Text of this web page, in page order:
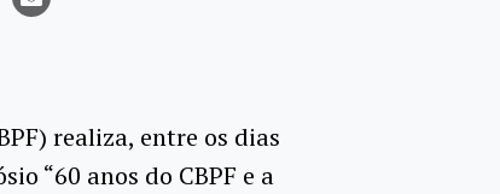
realiza, entre os dias
“60 anos do CBPF e a